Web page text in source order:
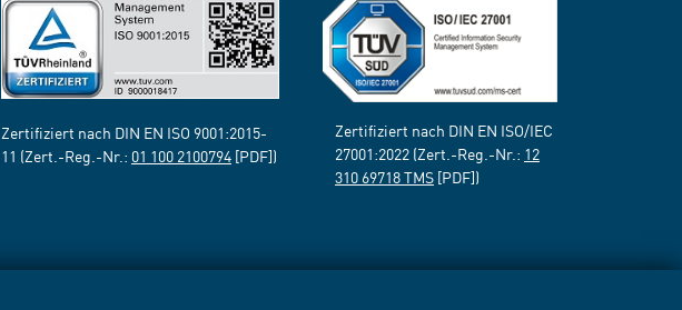
Zertifiziert nach DIN EN ISO 9001:2015-
11 (Zert.-Reg.-Nr.: 01 100 2100794 [PDF])
Zertifiziert nach DIN EN ISO/IEC
27001:2022 (Zert.-Reg.-Nr.: 12
310 69718 TMS [PDF])